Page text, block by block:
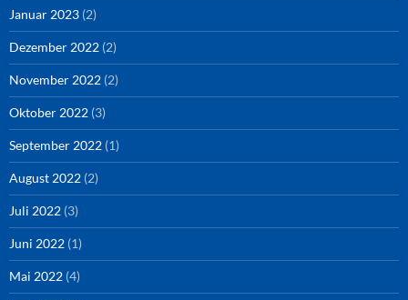
Januar 2023 (2)
Dezember 2022 (2)
November 2022 (2)
Oktober 2022 (3)
September 2022 (1)
August 2022 (2)
Juli 2022 (3)
Juni 2022 (1)
Mai 2022 (4)